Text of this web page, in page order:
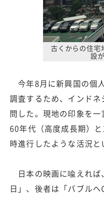
古くからの住宅
設
今年8月に新興国の個
調査するため、インド
問した。現地の印象を
60年代（高度成長期）
時進行したような活況と
日本の映画に喩えれば
日」、後者は「バブル